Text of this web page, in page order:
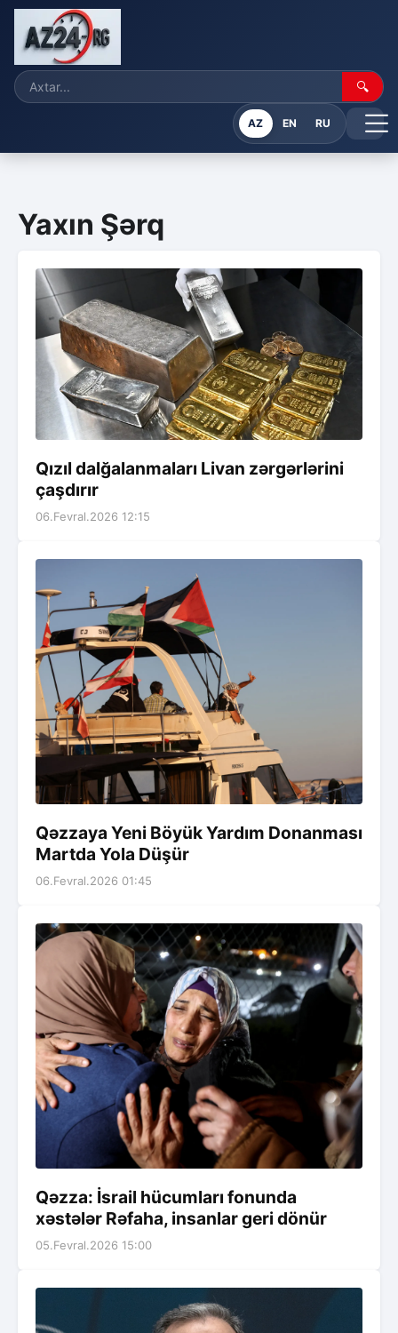
🔍
AZ EN RU
Yaxın Şərq
Qızıl dalğalanmaları Livan zərgərlərini
çaşdırır
06.Fevral.2026 12:15
Qəzzaya Yeni Böyük Yardım Donanması
Martda Yola Düşür
06.Fevral.2026 01:45
Qəzza: İsrail hücumları fonunda
xəstələr Rəfaha, insanlar geri dönür
05.Fevral.2026 15:00